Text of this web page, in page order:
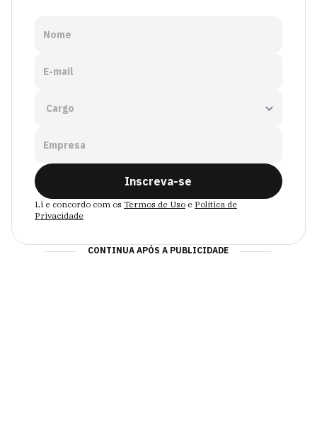
Nome
E-mail
Empresa
Inscreva-se
Li e concordo com os Termos de Uso e Política de
Privacidade
CONTINUA APÓS A PUBLICIDADE